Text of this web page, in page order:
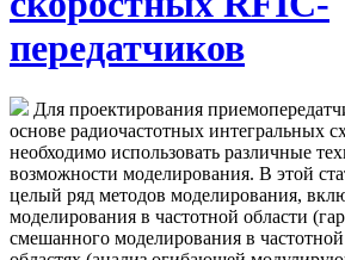
передатчиков
Для проектирования
основе радиочастотных интегральных
необходимо использовать различные
возможности моделирования. В этой
целый ряд методов моделирования,
моделирования в частотной области
смешанного моделирования в